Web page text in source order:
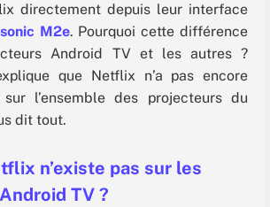
directement depuis leur interface
M2e. Pourquoi cette différence
Android TV et les autres ?
que Netflix n’a pas encore
l’ensemble des projecteurs du
dit tout.
n’existe pas sur les
TV ?